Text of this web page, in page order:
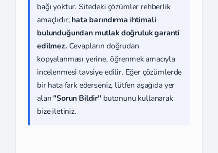
bağı yoktur. Sitedeki çözümler rehberlik
amaçlıdır; hata barındırma ihtimali
bulunduğundan mutlak doğruluk garanti
edilmez. Cevapların doğrudan
kopyalanması yerine, öğrenmek amacıyla
incelenmesi tavsiye edilir. Eğer çözümlerde
bir hata fark ederseniz, lütfen aşağıda yer
alan "Sorun Bildir" butonunu kullanarak
bize iletiniz.